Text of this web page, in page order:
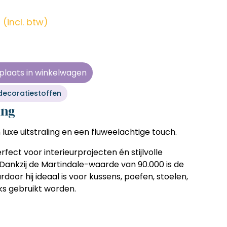
(incl. btw)
plaats in winkelwagen
uitstraling en een fluweelachtige touch.
voor interieurprojecten én stijlvolle
de Martindale-waarde van 90.000is de
hij ideaal is voor kussens, poefen, stoelen,
gebruikt worden.
zonder
tijd
en
zonder
tijd
en
zonder
tijd
en
zonder
tijd
en